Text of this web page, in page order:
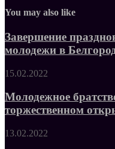
You may also like
Завершение
молодежи в
15.02.2022
Молодежное
торжественном
13.02.2022